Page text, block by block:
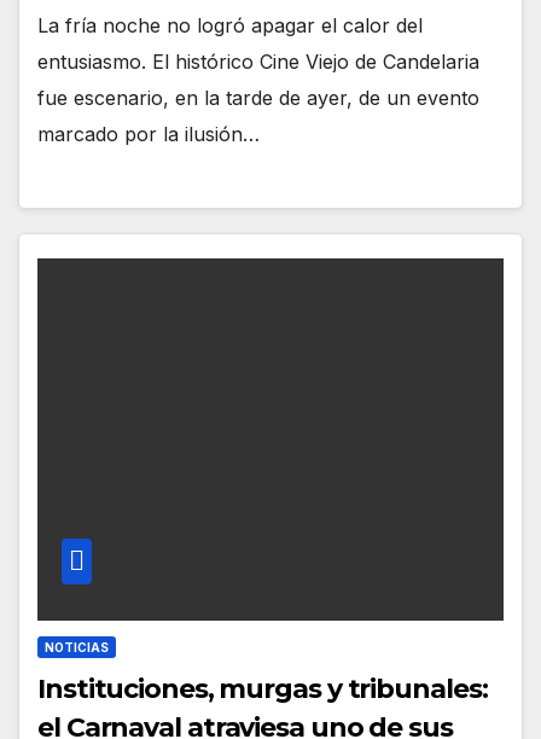
La fría noche no logró apagar el calor del
entusiasmo. El histórico Cine Viejo de Candelaria
fue escenario, en la tarde de ayer, de un evento
marcado por la ilusión…
NOTICIAS
Instituciones, murgas y tribunales:
el Carnaval atraviesa uno de sus